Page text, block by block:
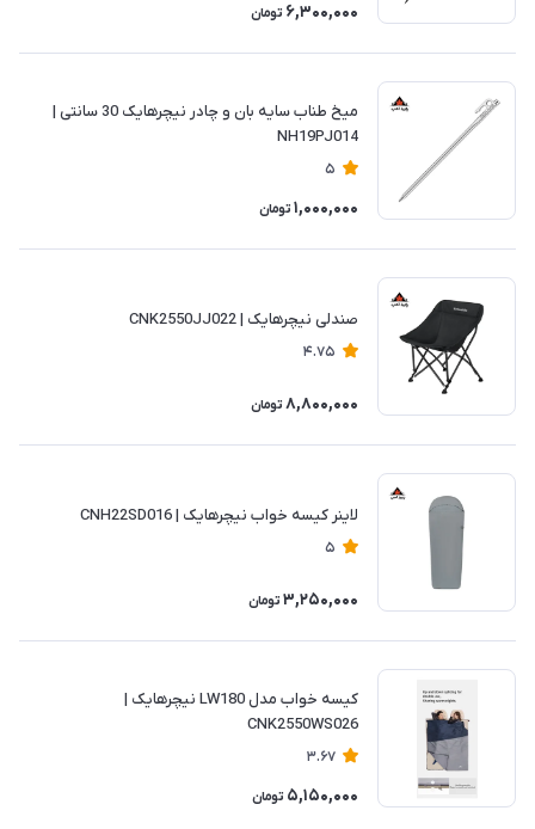
6,300,000 تومان
میخ طناب سایه بان و چادر نیچرهایک 30 سانتی |
NH19PJ014
5
1,000,000 تومان
صندلی نیچرهایک | CNK2550JJ022
4.75
8,800,000 تومان
لاینر کیسه خواب نیچرهایک | CNH22SD016
5
3,250,000 تومان
کیسه خواب مدل LW180 نیچرهایک |
CNK2550WS026
3.67
5,150,000 تومان